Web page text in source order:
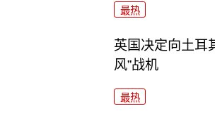
最热
英国决定向土耳
风”战机
最热